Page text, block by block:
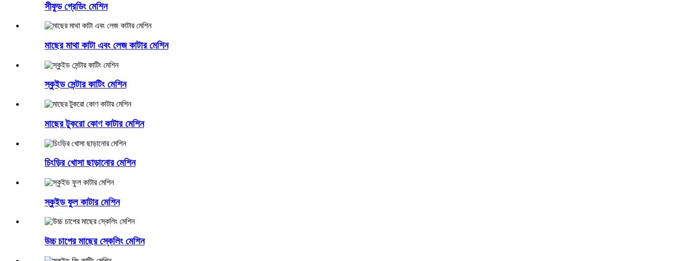
সীফুড গ্রেডিং মেশিন
মাছের মাথা কাটা এবং লেজ কাটার মেশিন
স্কুইড সেন্টার কাটিং মেশিন
মাছের টুকরো কোণ কাটার মেশিন
চিংড়ির খোসা ছাড়ানোর মেশিন
স্কুইড ফুল কাটার মেশিন
উচ্চ চাপের মাছের স্কেলিং মেশিন